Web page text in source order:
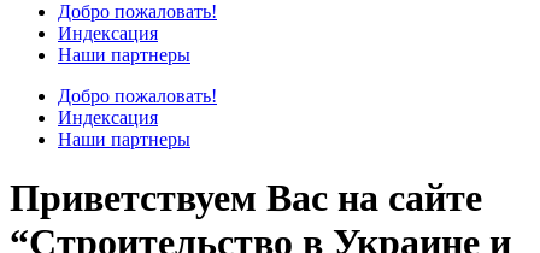
Добро пожаловать!
Индексация
Наши партнеры
Добро пожаловать!
Индексация
Наши партнеры
Приветствуем Вас на сайте
“Строительство в Украине и